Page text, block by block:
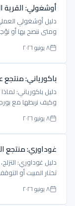
أوشغولي: القرية
دليل أوشغولي
ومتى ننصح بها أو
٨ يونيو ٢٠٢٦
باكورياني: منتجع
دليل باكورياني:
وكيف نربطها مع
٨ يونيو ٢٠٢٦
غوداوري: منتجع
دليل غوداوري:
تختار المبيت أو
٨ يونيو ٢٠٢٦